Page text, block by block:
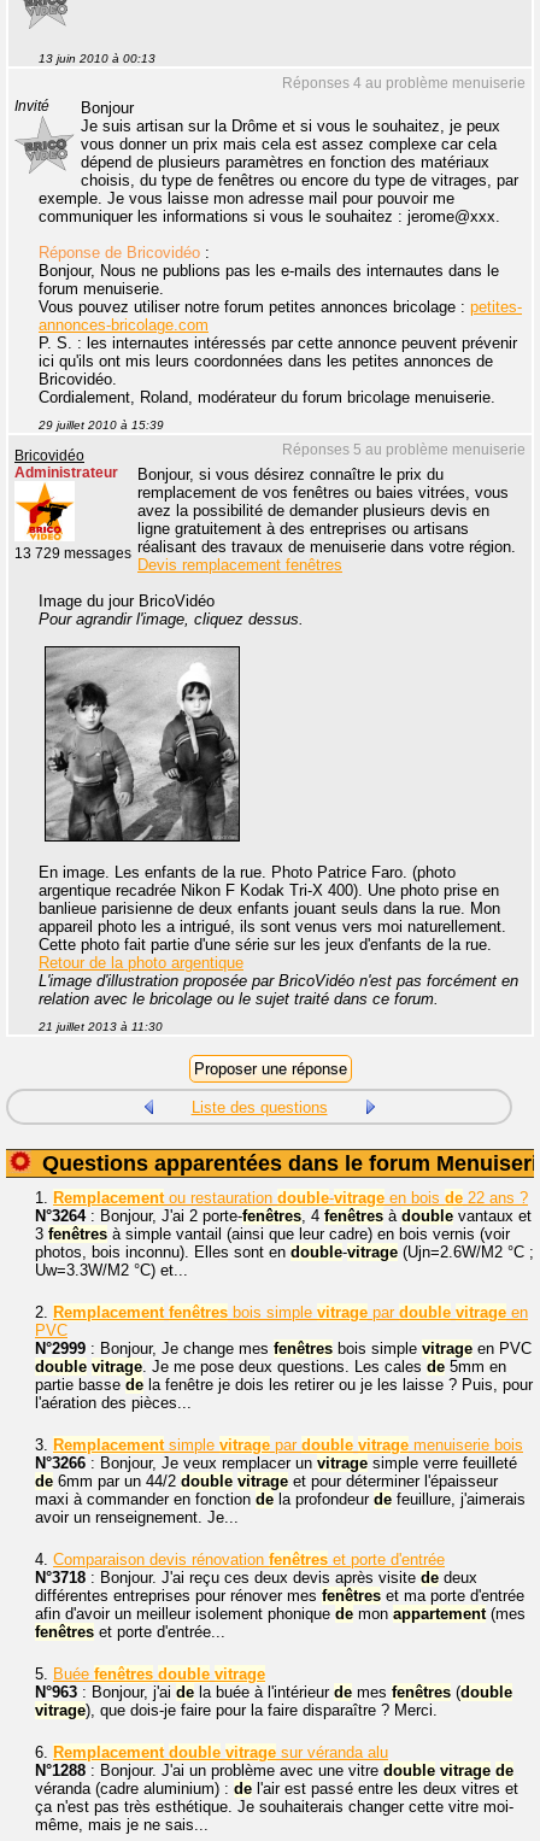
13 juin 2010 à 00:13
Réponses 4 au problème menuiserie
Invité
Bonjour
Je suis artisan sur la Drôme et si vous le souhaitez, je peux
vous donner un prix mais cela est assez complexe car cela
dépend de plusieurs paramètres en fonction des matériaux
choisis, du type de fenêtres ou encore du type de vitrages, par
exemple. Je vous laisse mon adresse mail pour pouvoir me
communiquer les informations si vous le souhaitez : jerome@xxx.
Réponse de Bricovidéo :
Bonjour, Nous ne publions pas les e-mails des internautes dans le
forum menuiserie.
Vous pouvez utiliser notre forum petites annonces bricolage : petites-
annonces-bricolage.com
P. S. : les internautes intéressés par cette annonce peuvent prévenir
ici qu'ils ont mis leurs coordonnées dans les petites annonces de
Bricovidéo.
Cordialement, Roland, modérateur du forum bricolage menuiserie.
29 juillet 2010 à 15:39
Réponses 5 au problème menuiserie
Bricovidéo
Administrateur
13 729 messages
Bonjour, si vous désirez connaître le prix du
remplacement de vos fenêtres ou baies vitrées, vous
avez la possibilité de demander plusieurs devis en
ligne gratuitement à des entreprises ou artisans
réalisant des travaux de menuiserie dans votre région.
Devis remplacement fenêtres
Image du jour BricoVidéo
Pour agrandir l'image, cliquez dessus.
En image. Les enfants de la rue. Photo Patrice Faro. (photo
argentique recadrée Nikon F Kodak Tri-X 400). Une photo prise en
banlieue parisienne de deux enfants jouant seuls dans la rue. Mon
appareil photo les a intrigué, ils sont venus vers moi naturellement.
Cette photo fait partie d'une série sur les jeux d'enfants de la rue.
Retour de la photo argentique
L'image d'illustration proposée par BricoVidéo n'est pas forcément en
relation avec le bricolage ou le sujet traité dans ce forum.
21 juillet 2013 à 11:30
Liste des questions
Questions apparentées dans le forum
1. Remplacementou restauration double-vitrage en bois de 22 ans ?
N°3264: Bonjour, J'ai 2 porte-fenêtres, 4 fenêtres à double vantaux et
3 fenêtres à simple vantail (ainsi que leur cadre) en bois vernis (voir
photos, bois inconnu). Elles sont en double-vitrage (Ujn=2.6W/M2 °C ;
Uw=3.3W/M2 °C) et...
2. Remplacement fenêtres bois simple vitrage par double vitrage en
PVC
N°2999 : Bonjour, Je change mes fenêtres bois simple vitrage en PVC
double vitrage. Je me pose deux questions. Les cales de 5mm en
partie basse de la fenêtre je dois les retirer ou je les laisse ? Puis, pour
l'aération des pièces...
3. Remplacementsimple vitrage par double vitrage menuiserie bois
N°3266 : Bonjour, Je veux remplacer un vitrage simple verre feuilleté
de 6mm par un 44/2 double vitrage et pour déterminer l'épaisseur
maxi à commander en fonction de la profondeur de feuillure, j'aimerais
avoir un renseignement. Je...
4. Comparaison devis rénovation fenêtres et porte d'entrée
N°3718 : Bonjour. J'ai reçu ces deux devis après visite de deux
différentes entreprises pour rénover mes fenêtres et ma porte d'entrée
afin d'avoir un meilleur isolement phonique de mon appartement(mes
fenêtres et porte d'entrée...
5. Buée fenêtres double vitrage
N°963 : Bonjour, j'ai de la buée à l'intérieur de mes fenêtres (double
vitrage), que dois-je faire pour la faire disparaître ? Merci.
6. Remplacement double vitrage sur véranda alu
N°1288 : Bonjour. J'ai un problème avec une vitre double vitrage de
véranda (cadre aluminium) : de l'air est passé entre les deux vitres et
ça n'est pas très esthétique. Je souhaiterais changer cette vitre moi-
même, mais je ne sais...